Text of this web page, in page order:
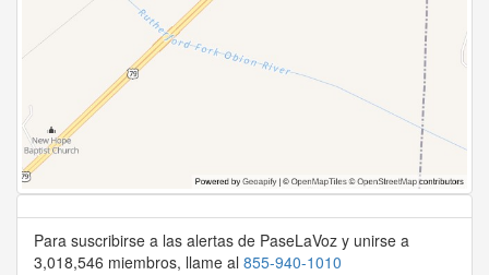
Para suscribirse a las alertas de PaseLaVoz y unirse a
3,018,546 miembros, llame al 855-940-1010